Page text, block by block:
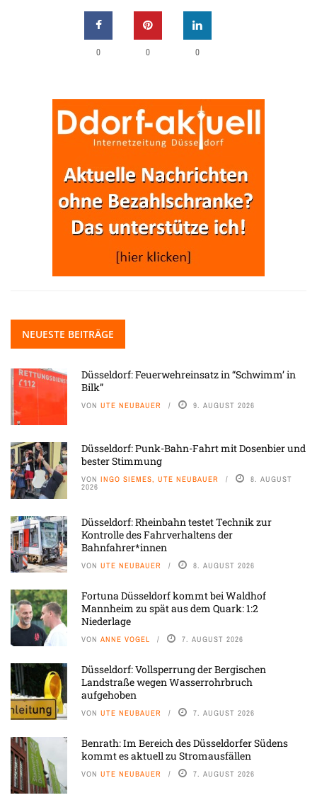
0 0 0
NEUESTE BEITRÄGE
Düsseldorf: Feuerwehreinsatz in “Schwimm’ in
Bilk”
VON UTE NEUBAUER 9. AUGUST 2026
Düsseldorf: Punk-Bahn-Fahrt mit Dosenbier und
bester Stimmung
VON INGO SIEMES, UTE NEUBAUER 8. AUGUST
2026
Düsseldorf: Rheinbahn testet Technik zur
Kontrolle des Fahrverhaltens der
Bahnfahrer*innen
VON UTE NEUBAUER 8. AUGUST 2026
Fortuna Düsseldorf kommt bei Waldhof
Mannheim zu spät aus dem Quark: 1:2
Niederlage
VON ANNE VOGEL 7. AUGUST 2026
Düsseldorf: Vollsperrung der Bergischen
Landstraße wegen Wasserrohrbruch
aufgehoben
VON UTE NEUBAUER 7. AUGUST 2026
Benrath: Im Bereich des Düsseldorfer Südens
kommt es aktuell zu Stromausfällen
VON UTE NEUBAUER 7. AUGUST 2026